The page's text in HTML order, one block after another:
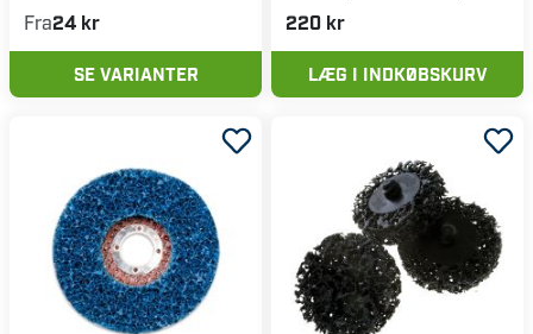
Fra24 kr
SE VARIANTER
220 kr
LÆG I INDKØBSKURV